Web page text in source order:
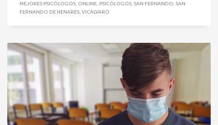
MEJORES PSICÓLOGOS ONLINE PSICÓLOGOS SAN FERNANDO SAN
FERNANDO DE HENARES VICÁLVARO